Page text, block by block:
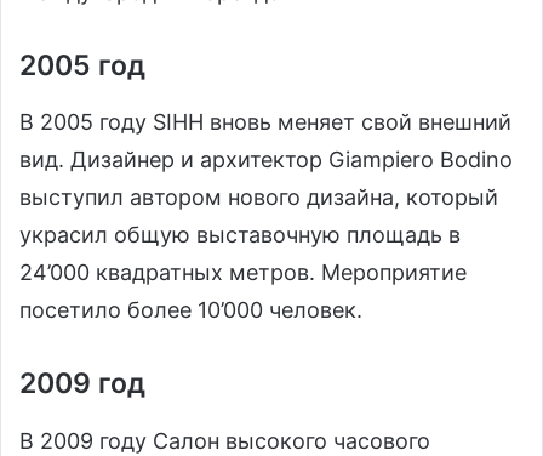
2005 год
В 2005 году SIHH вновь меняет свой внешний
вид. Дизайнер и архитектор Giampiero Bodino
выступил автором нового дизайна, который
украсил общую выставочную площадь в
24’000 квадратных метров. Мероприятие
посетило более 10’000 человек.
2009 год
В 2009 году Салон высокого часового